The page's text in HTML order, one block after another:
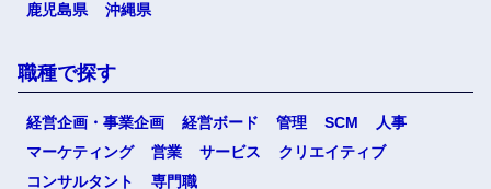
鹿児島県
沖縄県
職種で探す
経営企画・事業企画 経営ボード 管理 SCM
人事
マーケティング
営業 サービス
クリエイティブ
コンサルタント
専門職